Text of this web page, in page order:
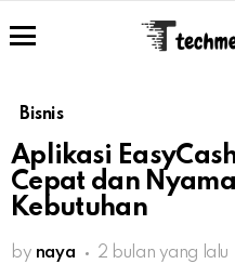
Bisnis
Aplikasi
Cepat dan
Kebutuhan
by naya 2 bulan yang lalu